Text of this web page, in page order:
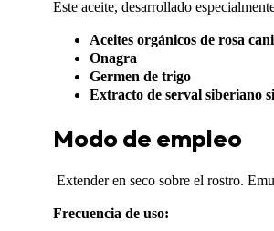
Este aceite, desarrollado
Aceites orgánicos de rosa
Onagra
Germen de trigo
Extracto de serval siberiano
Modo de empleo
Extender en seco sobre el rostro.
Frecuencia de uso: